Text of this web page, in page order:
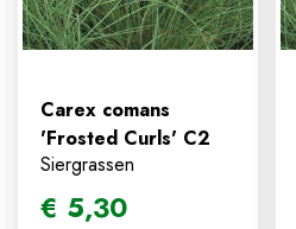
Carex comans
'Frosted Curls' C2
Siergrassen
€ 5,30